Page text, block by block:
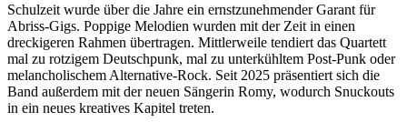
Schulzeit wurde über die Jahre ein ernstzunehmender Garant für
Abriss-Gigs. Poppige Melodien wurden mit der Zeit in einen
dreckigeren Rahmen übertragen. Mittlerweile tendiert das Quartett
mal zu rotzigem Deutschpunk, mal zu unterkühltem Post-Punk oder
melancholischem Alternative-Rock. Seit 2025 präsentiert sich die
Band außerdem mit der neuen Sängerin Romy, wodurch Snuckouts
in ein neues kreatives Kapitel treten.